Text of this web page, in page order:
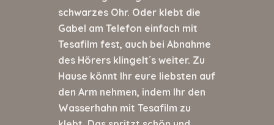
schwarzes Ohr. Oder klebt die
Gabel am Telefon einfach mit
Tesafilm fest, auch bei Abnahme
des Hörers klingelt´s weiter. Zu
Hause könnt Ihr eure liebsten auf
den Arm nehmen, indem Ihr den
Wasserhahn mit Tesafilm zu